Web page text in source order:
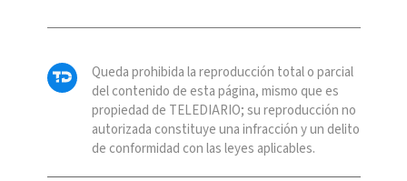
Queda prohibida la reproducción total o parcial
del contenido de esta página, mismo que es
propiedad de TELEDIARIO; su reproducción no
autorizada constituye una infracción y un delito
de conformidad con las leyes aplicables.